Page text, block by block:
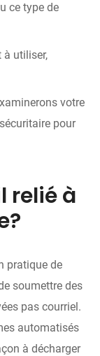
ce type de
à utiliser,
votre
pour
relié à
pratique de
soumettre des
pas courriel.
automatisés
à décharger